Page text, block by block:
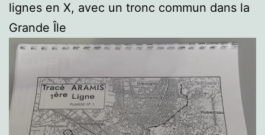
lignes en X, avec un tronc commun dans la
Grande Île